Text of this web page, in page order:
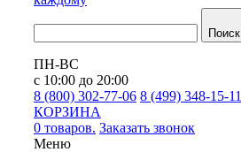
Поиск
ПН-ВС
с 10:00 до 20:00
8 (800) 302-77-06 8 (499) 348-15-11
КОРЗИНА
0 товаров. Заказать звонок
Меню